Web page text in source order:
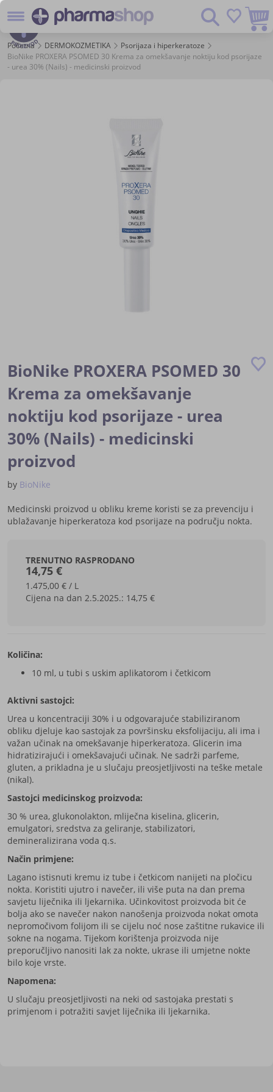
Pretraživanje
na
sadržaj
Početna DERMOKOZMETIKA
Psorijaza i hiperkeratoze
BioNike PROXERA PSOMED 30 Krema za omekšavanje noktiju kod psorijaze
- urea 30% (Nails) - medicinski proizvod
to
the
beginning
of
the
images
gallery
BioNike PROXERA PSOMED 30
Krema za omekšavanje
noktiju kod psorijaze - urea
30% (Nails) - medicinski
proizvod
by BioNike
Medicinski proizvod u obliku kreme koristi se za prevenciju i
ublažavanje hiperkeratoza kod psorijaze na području nokta.
TRENUTNO RASPRODANO
14,75 €
1.475,00 € / L
Cijena na dan 2.5.2025.: 14,75 €
Količina:
10 ml, u tubi s uskim aplikatorom i četkicom
Aktivni sastojci:
Urea u koncentraciji 30% i u odgovarajuće stabiliziranom
obliku djeluje kao sastojak za površinsku eksfolijaciju, ali ima i
važan učinak na omekšavanje hiperkeratoza. Glicerin ima
hidratizirajući i omekšavajući učinak. Ne sadrži parfeme,
gluten, a prikladna je u slučaju preosjetljivosti na teške metale
(nikal).
Sastojci medicinskog proizvoda:
30 % urea, glukonolakton, mliječna kiselina, glicerin,
emulgatori, sredstva za geliranje, stabilizatori,
demineralizirana voda q.s.
Način primjene:
Lagano istisnuti kremu iz tube i četkicom nanijeti na pločicu
nokta. Koristiti ujutro i navečer, ili više puta na dan prema
savjetu liječnika ili ljekarnika. Učinkovitost proizvoda bit će
bolja ako se navečer nakon nanošenja proizvoda nokat omota
nepromočivom folijom ili se cijelu noć nose zaštitne rukavice ili
sokne na nogama. Tijekom korištenja proizvoda nije
preporučljivo nanositi lak za nokte, ukrase ili umjetne nokte
bilo koje vrste.
Napomena:
U slučaju preosjetljivosti na neki od sastojaka prestati s
primjenom i potražiti savjet liječnika ili ljekarnika.